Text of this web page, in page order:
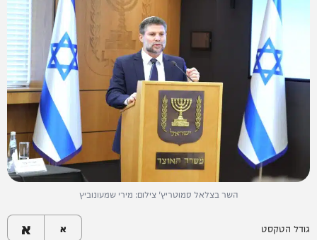
השר בצלאל סמוטריץ' צילום: מירי שמעונוביץ
גודל הטקסט א א